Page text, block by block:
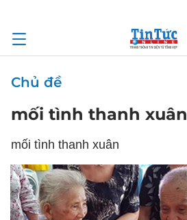
Chủ đề
mối tình thanh xuân
mối tình thanh xuân